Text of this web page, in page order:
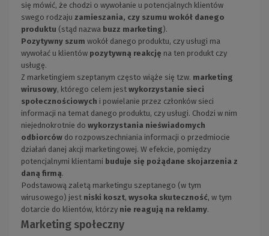
się mówić, że chodzi o wywołanie u potencjalnych klientów
swego rodzaju zamieszania, czy szumu wokół danego
produktu (stąd nazwa buzz marketing).
Pozytywny szum wokół danego produktu, czy usługi ma
wywołać u klientów pozytywną reakcję na ten produkt czy
usługę.
Z marketingiem szeptanym często wiąże się tzw. marketing
wirusowy, którego celem jest wykorzystanie sieci
społecznościowych i powielanie przez członków sieci
informacji na temat danego produktu, czy usługi. Chodzi w nim
niejednokrotnie do wykorzystania nieświadomych
odbiorców do rozpowszechniania informacji o przedmiocie
działań danej akcji marketingowej. W efekcie, pomiędzy
potencjalnymi klientami buduje się pożądane skojarzenia z
daną firmą.
Podstawową zaletą marketingu szeptanego (w tym
wirusowego) jest niski koszt, wysoka skuteczność, w tym
dotarcie do klientów, którzy nie reagują na reklamy.
Marketing społeczny